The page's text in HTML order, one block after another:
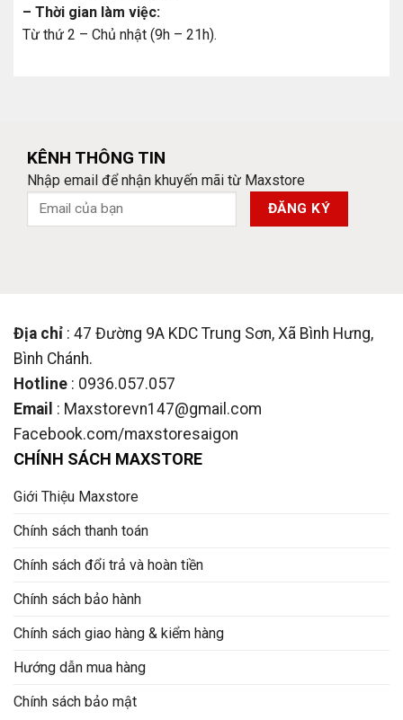
– Thời gian làm việc:
Từ thứ 2 – Chủ nhật (9h – 21h).
KÊNH THÔNG TIN
Nhập email để nhận khuyến mãi từ Maxstore
Địa chỉ : 47 Đường 9A KDC Trung Sơn, Xã Bình Hưng,
Bình Chánh.
Hotline : 0936.057.057
Email : Maxstorevn147@gmail.com
Facebook.com/maxstoresaigon
CHÍNH SÁCH MAXSTORE
Giới Thiệu Maxstore
Chính sách thanh toán
Chính sách đổi trả và hoàn tiền
Chính sách bảo hành
Chính sách giao hàng & kiểm hàng
Hướng dẫn mua hàng
Chính sách bảo mật